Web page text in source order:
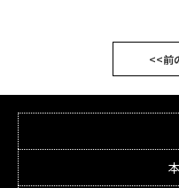
<<前